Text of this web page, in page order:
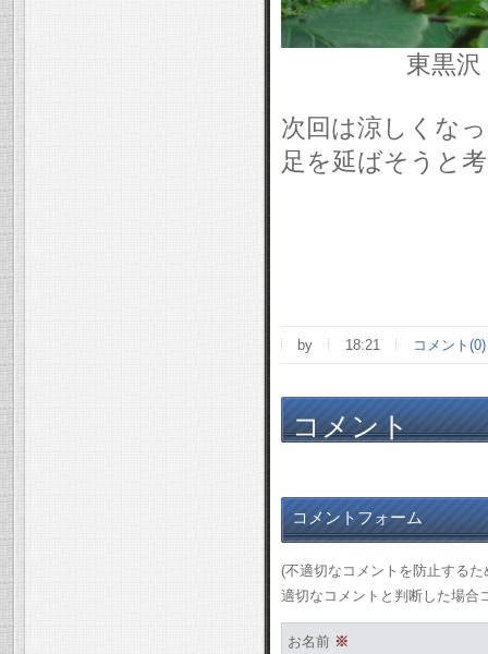
東黒沢・ハ
次回は涼しくな
足を延ばそうと
by 18:21 コメント(0)
コメント
コメントフォーム
(不適切なコメントを防止する
適切なコメントと判断した場合
お名前 ※